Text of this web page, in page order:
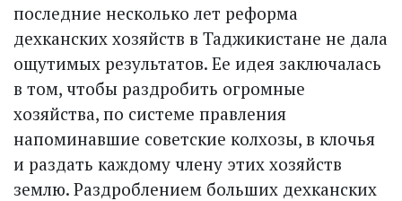
последние несколько лет реформа
дехканских хозяйств в Таджикистане не дала
ощутимых результатов. Ее идея заключалась
в том, чтобы раздробить огромные
хозяйства, по системе правления
напоминавшие советские колхозы, в клочья
и раздать каждому члену этих хозяйств
землю. Раздроблением больших дехканских